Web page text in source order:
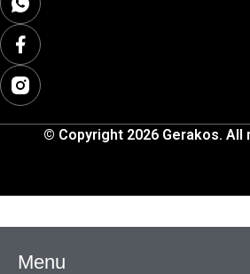
© Copyright 2026 Gerakos.
Menu